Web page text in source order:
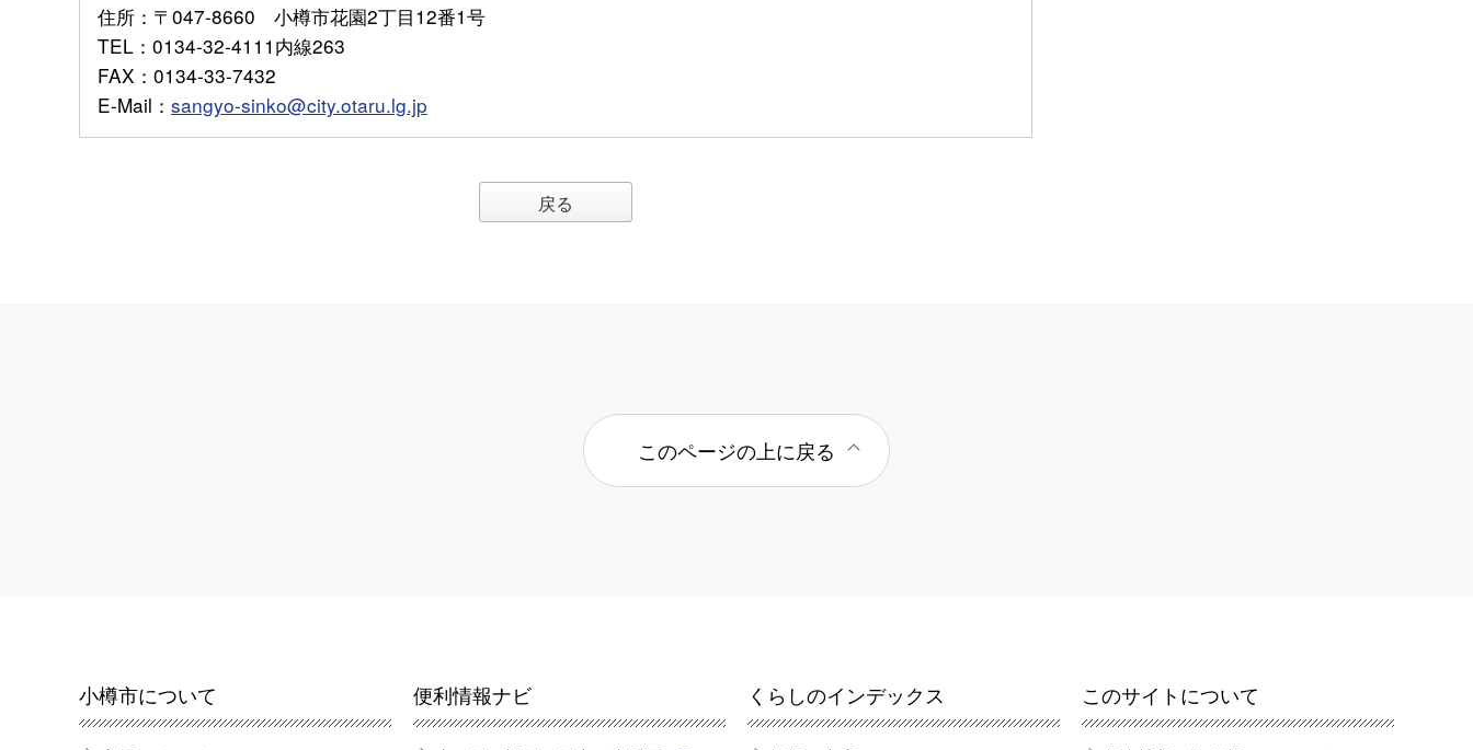
住所 ：〒047-8660 小樽市花園2丁目12番1号
TEL ：0134-32-4111内線263
FAX ：0134-33-7432
E-Mail ： sangyo-sinko@city.otaru.lg.jp
戻る
このページの上に戻る
小樽市について 便利情報ナビ くらしのインデックス このサイトについて